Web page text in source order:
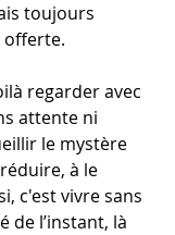
toujours
regarder avec
attente ni
le mystère
à le
c'est vivre sans
de l’instant, là